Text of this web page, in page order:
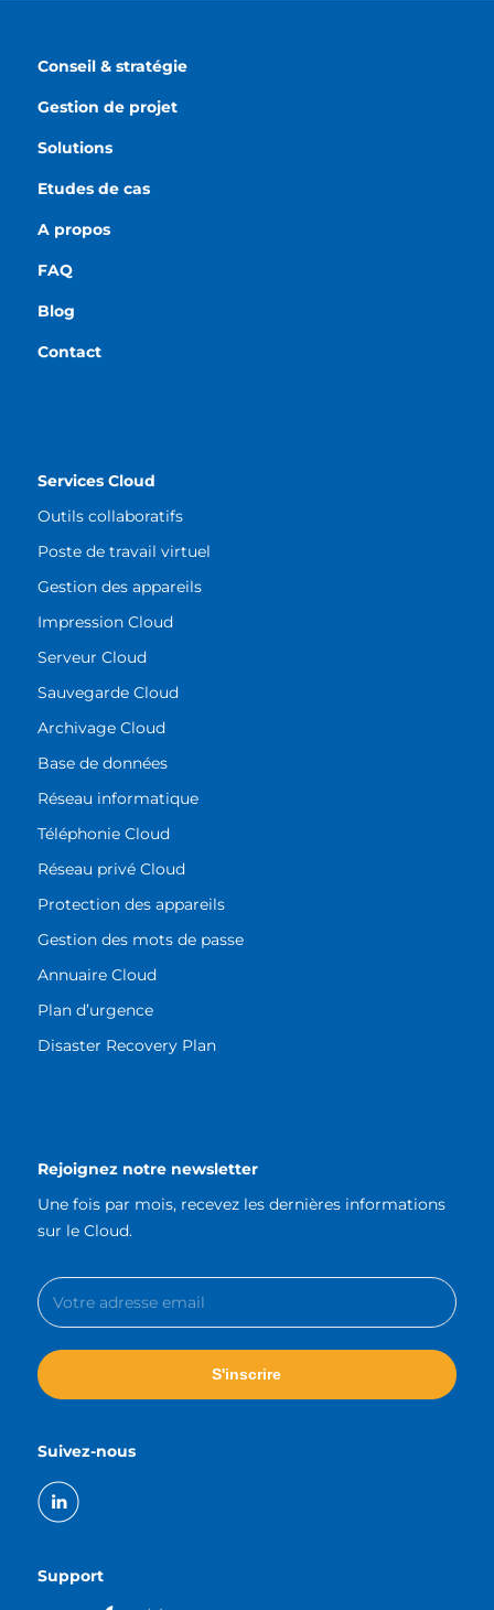
Conseil & stratégie
Gestion de projet
Solutions
Etudes de cas
A propos
FAQ
Blog
Contact
Services Cloud
Outils collaboratifs
Poste de travail virtuel
Gestion des appareils
Impression Cloud
Serveur Cloud
Sauvegarde Cloud
Archivage Cloud
Base de données
Réseau informatique
Téléphonie Cloud
Réseau privé Cloud
Protection des appareils
Gestion des mots de passe
Annuaire Cloud
Plan d’urgence
Disaster Recovery Plan
Rejoignez notre newsletter
Une fois par mois, recevez les dernières informations
sur le Cloud.
Suivez-nous
Support